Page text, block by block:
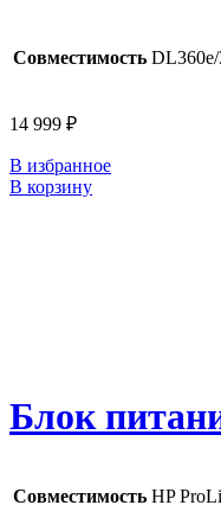
Совместимость DL360e/
14 999 ₽
В избранное
В корзину
Блок
Совместимость HP